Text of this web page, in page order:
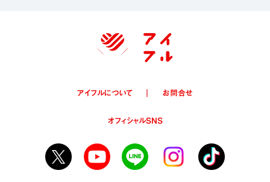
アイフルについて お問合せ
オフィシャルSNS